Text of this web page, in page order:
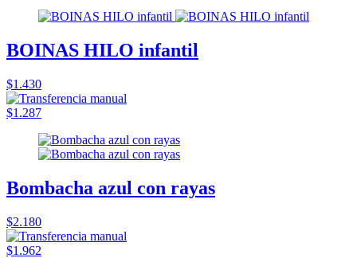
BOINAS HILO infantil
$1.430
$1.287
Bombacha azul con rayas
$2.180
$1.962